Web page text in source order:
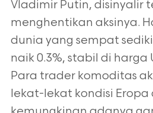
Vladimir Putin, disinyalir
menghentikan aksinya.
dunia yang sempat
naik 0.3%, stabil di harga
Para trader komoditas
lekat-lekat kondisi Eropa